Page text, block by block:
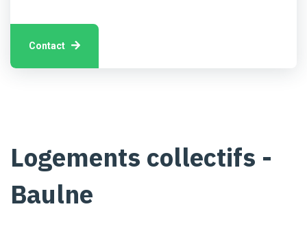
Contact
Logements collectifs -
Baulne